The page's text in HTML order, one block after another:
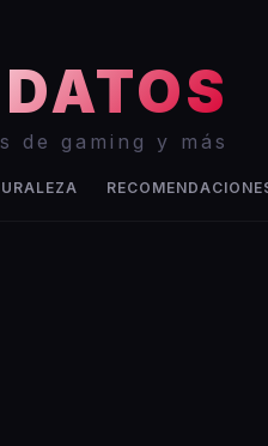
de gaming y más